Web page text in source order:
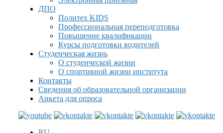
ДПО
Политех KIDS
Профессиональная переподготовка
Повышение квалификации
Курсы подготовки водителей
Студенческая жизнь
О студенческой жизни
О спортивной жизни института
Контакты
Сведения об образовательной организации
Анкета для опроса